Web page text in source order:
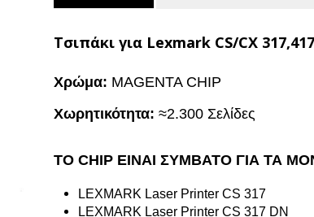
Τσιπάκι για Lexmark CS/CX
Χρώμα: MAGENTA CHIP
Χωρητικότητα: ≈2.300 Σελίδες
ΤΟ CHIP ΕΙΝΑΙ ΣΥΜΒΑΤΟ ΓΙΑ ΤΑ
LEXMARK Laser Printer CS 317
LEXMARK Laser Printer CS 317 DN